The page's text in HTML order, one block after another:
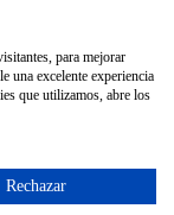
para mejorar
una excelente experiencia
que utilizamos, abre los
Rechazar